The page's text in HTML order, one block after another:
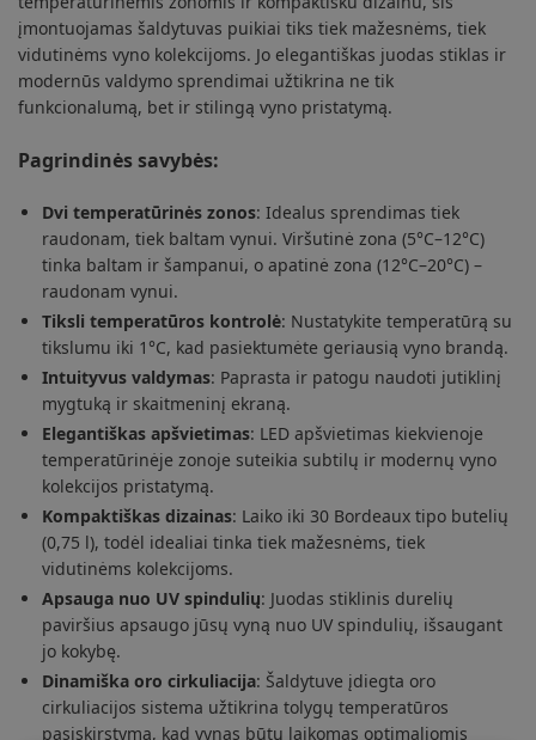
įmontuojamas šaldytuvas puikiai tiks tiek mažesnėms, tiek
vidutinėms vyno kolekcijoms. Jo elegantiškas juodas stiklas ir
modernūs valdymo sprendimai užtikrina ne tik
funkcionalumą, bet ir stilingą vyno pristatymą.
Pagrindinės savybės:
Dvi temperatūrinės zonos: Idealus sprendimas tiek
raudonam, tiek baltam vynui. Viršutinė zona (5°C–12°C)
tinka baltam ir šampanui, o apatinė zona (12°C–20°C) –
raudonam vynui.
Tiksli temperatūros kontrolė: Nustatykite temperatūrą su
tikslumu iki 1°C, kad pasiektumėte geriausią vyno brandą.
Intuityvus valdymas: Paprasta ir patogu naudoti jutiklinį
mygtuką ir skaitmeninį ekraną.
Elegantiškas apšvietimas: LED apšvietimas kiekvienoje
temperatūrinėje zonoje suteikia subtilų ir modernų vyno
kolekcijos pristatymą.
Kompaktiškas dizainas: Laiko iki 30 Bordeaux tipo butelių
(0,75 l), todėl idealiai tinka tiek mažesnėms, tiek
vidutinėms kolekcijoms.
Apsauga nuo UV spindulių: Juodas stiklinis durelių
paviršius apsaugo jūsų vyną nuo UV spindulių, išsaugant
jo kokybę.
Dinamiška oro cirkuliacija: Šaldytuve įdiegta oro
cirkuliacijos sistema užtikrina tolygų temperatūros
pasiskirstymą, kad vynas būtų laikomas optimaliomis